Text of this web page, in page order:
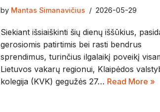
by Mantas Simanavičius 2026-05-29
Siekiant išsiaiškinti šių dienų iššūkius,
gerosiomis patirtimis bei rasti bendrus
sprendimus, turinčius ilgalaikį poveikį
Lietuvos vakarų regionui, Klaipėdos
kolegija (KVK) gegužės 27… Read More »